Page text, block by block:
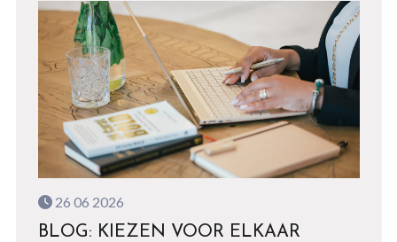
26 06 2026
BLOG: KIEZEN VOOR ELKAAR